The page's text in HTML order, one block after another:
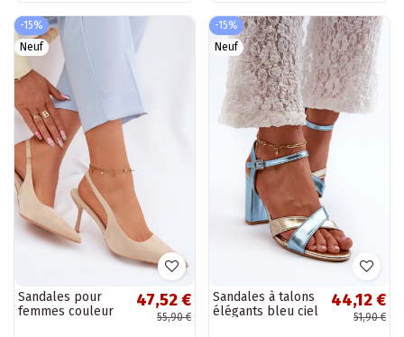
-15%
Neuf
Sandales pour
femmes couleur
47,52 €
55,90 €
-15%
Neuf
Sandales à talons
élégants bleu ciel
44,12 €
51,90 €